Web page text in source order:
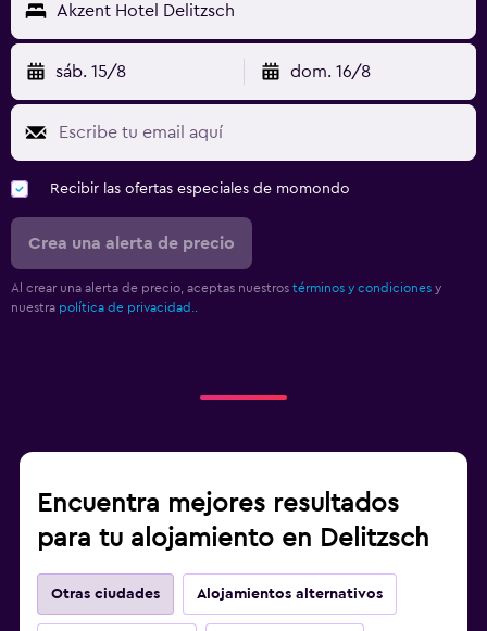
Akzent Hotel Delitzsch
sáb. 15/8 dom. 16/8
Recibir las ofertas especiales de momondo
Crea una alerta de precio
Al crear una alerta de precio, aceptas nuestros términos y condiciones y
nuestra política de privacidad.
Encuentra mejores resultados
para tu alojamiento en Delitzsch
Otras ciudades Alojamientos alternativos